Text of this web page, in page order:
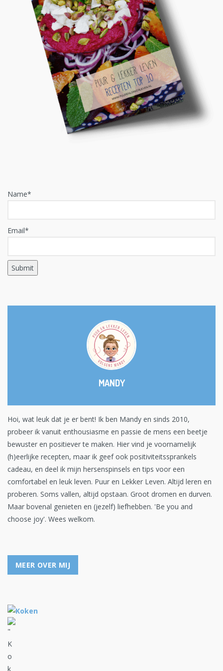
Name*
Email*
MANDY
Hoi, wat leuk dat je er bent! Ik ben Mandy en sinds 2010,
probeer ik vanuit enthousiasme en passie de mens een beetje
bewuster en positiever te maken. Hier vind je voornamelijk
(h)eerlijke recepten, maar ik geef ook positiviteitssprankels
cadeau, en deel ik mijn hersenspinsels en tips voor een
comfortabel en leuk leven. Puur en Lekker Leven. Altijd leren en
proberen. Soms vallen, altijd opstaan. Groot dromen en durven.
Maar bovenal genieten en (jezelf) liefhebben. 'Be you and
choose joy'. Wees welkom.
MEER OVER MIJ